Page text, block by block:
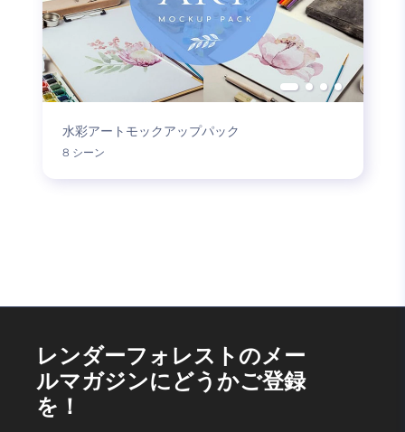
水彩アートモックアップパック
8 シーン
レンダーフォレストのメー
ルマガジンにどうかご登録
を！